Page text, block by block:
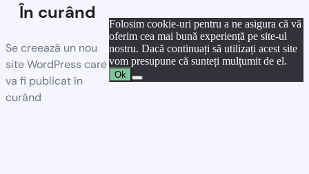
În curând
Se creează un nou
site WordPress care
va fi publicat în
curând
Folosim cookie-uri pentru a ne asigura că vă
oferim cea mai bună experiență pe site-ul
nostru. Dacă continuați să utilizați acest site
vom presupune că sunteți mulțumit de el.
Ok